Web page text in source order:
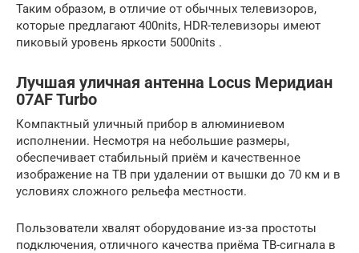
Таким образом, в отличие от обычных телевизоров,
которые предлагают 400nits, HDR-телевизоры имеют
пиковый уровень яркости 5000nits .
Лучшая уличная антенна Locus Меридиан
07AF Turbo
Компактный уличный прибор в алюминиевом
исполнении. Несмотря на небольшие размеры,
обеспечивает стабильный приём и качественное
изображение на ТВ при удалении от вышки до 70 км и в
условиях сложного рельефа местности.
Пользователи хвалят оборудование из-за простоты
подключения, отличного качества приёма ТВ-сигнала в